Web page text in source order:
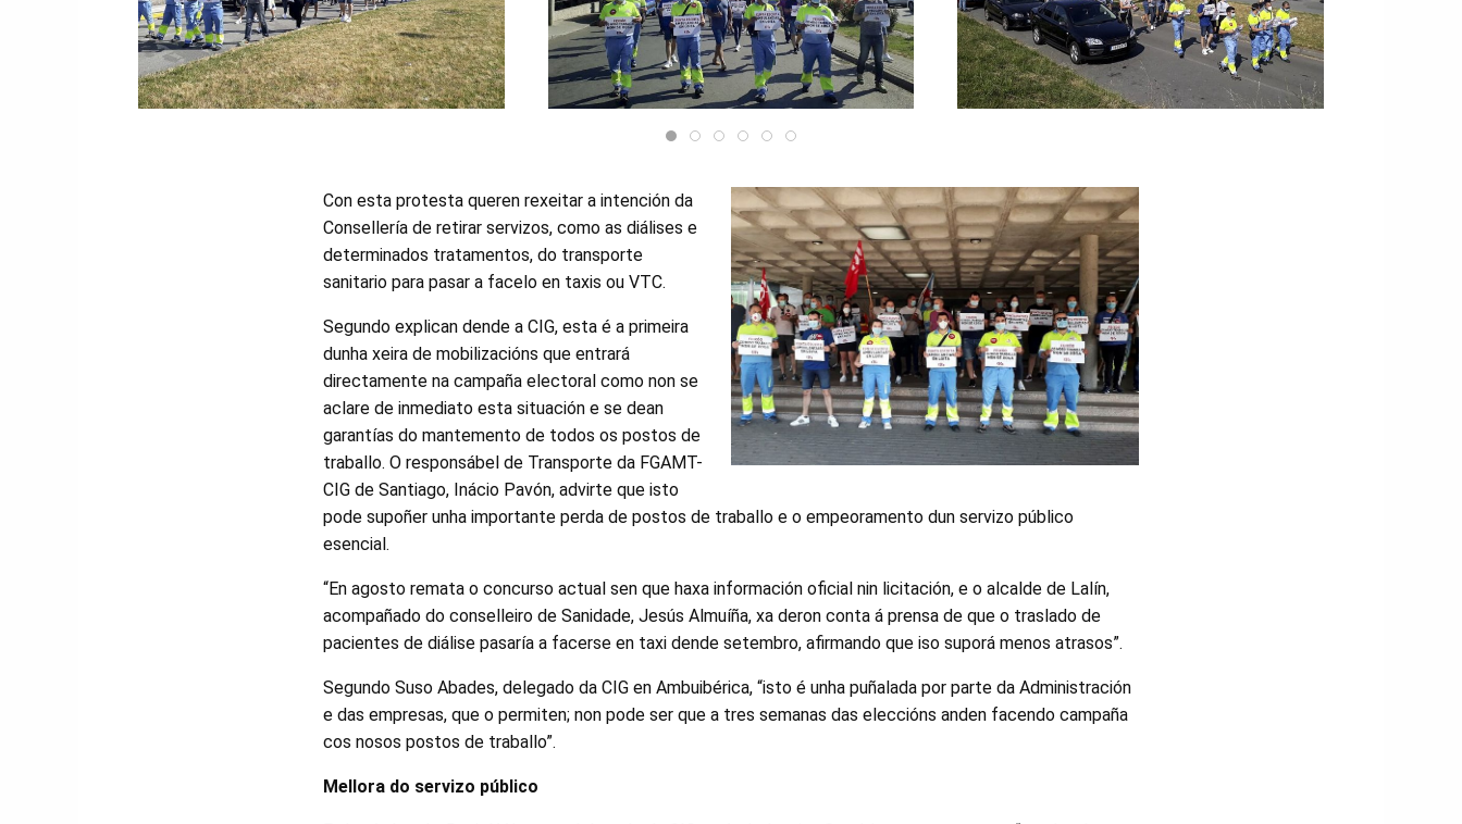
Con esta protesta queren rexeitar a intención da
Consellería de retirar servizos, como as diálises e
determinados tratamentos, do transporte
sanitario para pasar a facelo en taxis ou VTC.
Segundo explican dende a CIG, esta é a primeira
dunha xeira de mobilizacións que entrará
directamente na campaña electoral como non se
aclare de inmediato esta situación e se dean
garantías do mantemento de todos os postos de
traballo. O responsábel de Transporte da FGAMT-
CIG de Santiago, Inácio Pavón, advirte que isto
pode supoñer unha importante perda de postos de traballo e o empeoramento dun servizo público
esencial.
“En agosto remata o concurso actual sen que haxa información oficial nin licitación, e o alcalde de Lalín,
acompañado do conselleiro de Sanidade, Jesús Almuíña, xa deron conta á prensa de que o traslado de
pacientes de diálise pasaría a facerse en taxi dende setembro, afirmando que iso suporá menos atrasos”.
Segundo Suso Abades, delegado da CIG en Ambuibérica, “isto é unha puñalada por parte da Administración
e das empresas, que o permiten; non pode ser que a tres semanas das eleccións anden facendo campaña
cos nosos postos de traballo”.
Mellora do servizo público